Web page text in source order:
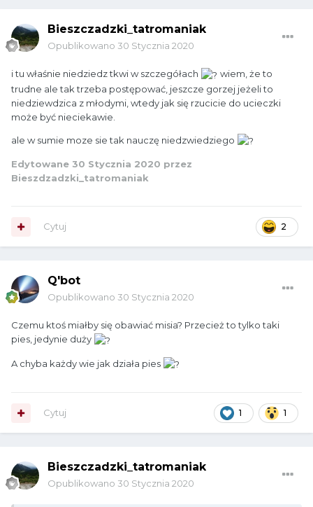
Bieszczadzki_tatromaniak
Opublikowano 30 Stycznia 2020
i tu właśnie niedziedz tkwi w szczegółach
wiem, że to
trudne ale tak trzeba postępować, jeszcze gorzej jeżeli to
niedziewdzica z młodymi, wtedy jak się rzucicie do ucieczki
może być nieciekawie.
ale w sumie moze sie tak nauczę niedzwiedziego
Edytowane 30 Stycznia 2020 przez
Bieszdzadzki_tatromaniak
2
Cytuj
Q'bot
Opublikowano 30 Stycznia 2020
Czemu ktoś miałby się obawiać misia? Przecież to tylko taki
pies, jedynie duży
A chyba każdy wie jak działa pies
1 1
Cytuj
Bieszczadzki_tatromaniak
Opublikowano 30 Stycznia 2020